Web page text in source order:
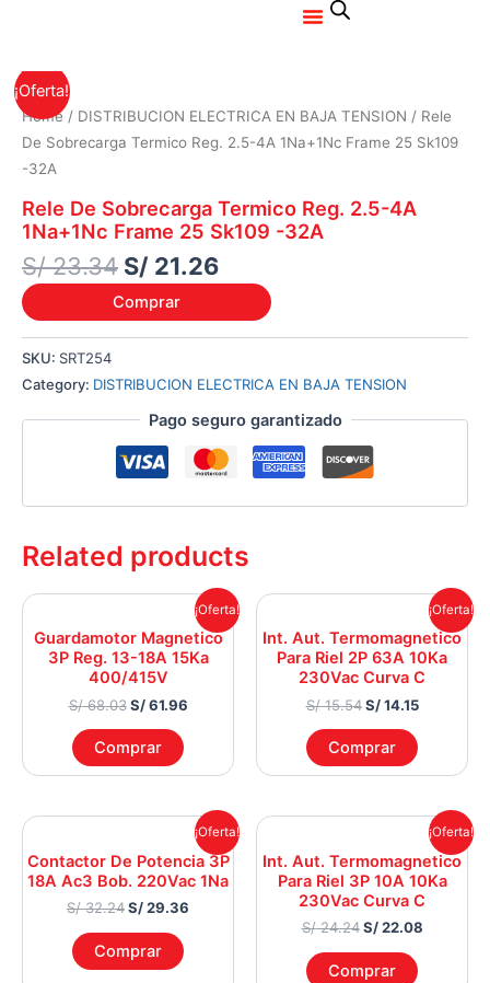
Menu
¡Oferta!
Home / DISTRIBUCION ELECTRICA EN BAJA TENSION / Rele
De Sobrecarga Termico Reg. 2.5-4A 1Na+1Nc Frame 25 Sk109
-32A
Rele De Sobrecarga Termico Reg. 2.5-4A
1Na+1Nc Frame 25 Sk109 -32A
S/23.34
price
was:
S/ 21.26
price
is:
Comprar
SKU: SRT254
Category: DISTRIBUCION ELECTRICA EN BAJA TENSION
Pago seguro garantizado
Related products
¡Oferta!
Guardamotor Magnetico
3P Reg. 13-18A 15Ka
400/415V
S/68.03
was:
S/ 68.03.
S/61.96
Current
price
is:
S/ 61.96.
Comprar
¡Oferta!
Int. Aut. Termomagnetico
Para Riel 2P 63A 10Ka
230Vac Curva C
S/15.54
was:
S/ 15.54.
S/14.15
Current
price
is:
S/ 14.15.
Comprar
¡Oferta!
Contactor De Potencia 3P
18A Ac3 Bob. 220Vac 1Na
S/32.24
was:
S/ 32.24.
S/29.36
Current
price
is:
S/ 29.36.
Comprar
¡Oferta!
Int. Aut. Termomagnetico
Para Riel 3P 10A 10Ka
230Vac Curva C
S/24.24
was:
S/ 24.24.
S/22.08
Current
price
is:
S/ 22.08.
Comprar